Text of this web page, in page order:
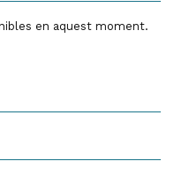
en aquest moment.